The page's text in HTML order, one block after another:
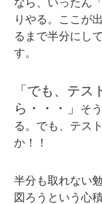
りやる。ここが
るまで半分にし
す。
「でも、テ
ら・・・」
そ
る。でも、テス
か！！
半分も取れない
図ろうという心